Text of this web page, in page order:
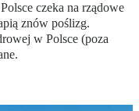
czeka na rządowe
znów poślizg.
w Polsce (poza